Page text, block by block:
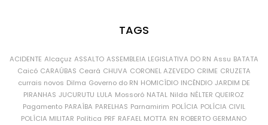
TAGS
ACIDENTE Alcaçuz ASSALTO ASSEMBLEIA LEGISLATIVA DO RN Assu BATATA
Caicó CARAÚBAS Ceará CHUVA CORONEL AZEVEDO CRIME CRUZETA
currais novos Dilma Governo do RN HOMICÍDIO INCÊNDIO JARDIM DE
PIRANHAS JUCURUTU LULA Mossoró NATAL Nilda NÉLTER QUEIROZ
Pagamento PARAÍBA PARELHAS Parnamirim POLÍCIA POLÍCIA CIVIL
POLÍCIA MILITAR Política PRF RAFAEL MOTTA RN ROBERTO GERMANO